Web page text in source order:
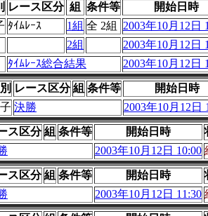
レース区分 組 条件等
開始日時
ﾀｲﾑﾚｰｽ 1組 全 2組
2003年10月12日
2組
2003年10月12日
ﾀｲﾑﾚｰｽ総合結果 2003年10月12日
レース区分 組 条件等
開始日時
決勝 2003年10月12日
ス区分 組 条件等 開始日時
2003年10月12日 10:00
ス区分 組 条件等 開始日時
2003年10月12日 11:30